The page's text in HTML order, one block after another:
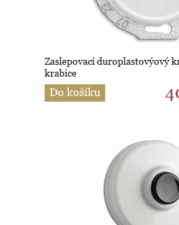
Zaslepovací duroplastovýový
krabice
Do košíku